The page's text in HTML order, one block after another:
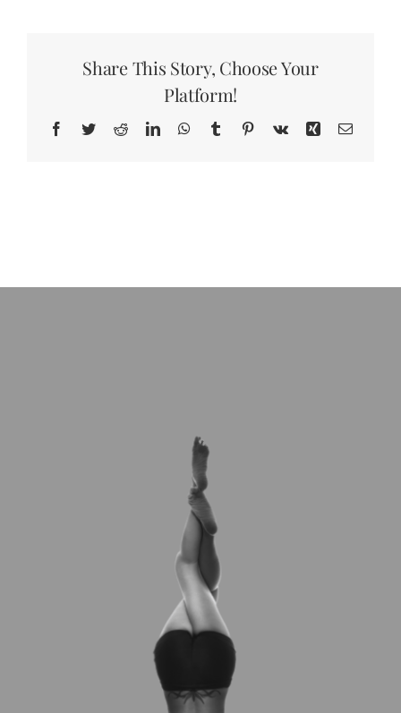
Share This Story, Choose Your
Platform!
Facebook
TwitterRedditLinkedInWhatsApp
TumblrPinterest
Vk Xing Email